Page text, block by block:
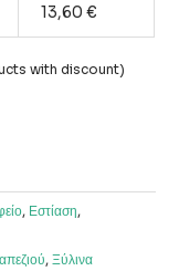
13,60€
with discount)
, Εστίαση,
,Ξύλινα